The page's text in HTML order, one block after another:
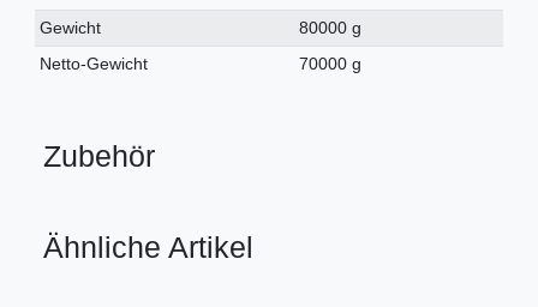
Gewicht
80000 g
Netto-Gewicht
70000 g
Zubehör
Ähnliche Artikel